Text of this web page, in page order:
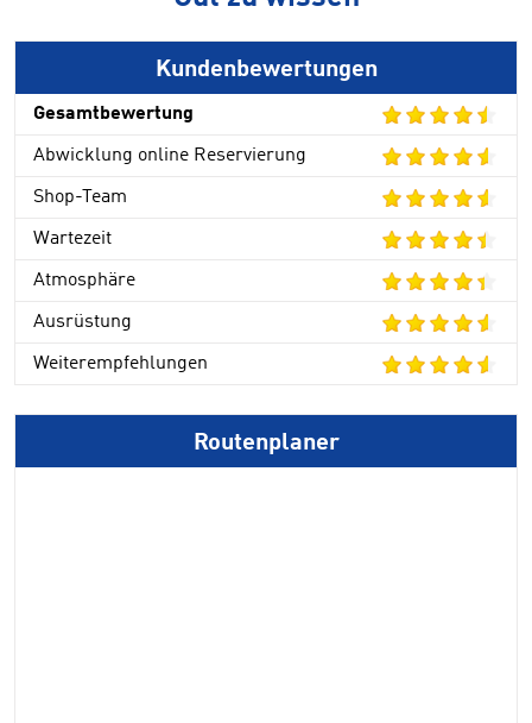
Kundenbewertungen
Gesamtbewertung
Abwicklung online Reservierung
Shop-Team
Wartezeit
Atmosphäre
Ausrüstung
Weiterempfehlungen
Routenplaner